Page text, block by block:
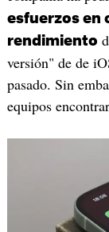
esfuerzos en
rendimiento
versión" de de
pasado. Sin
equipos